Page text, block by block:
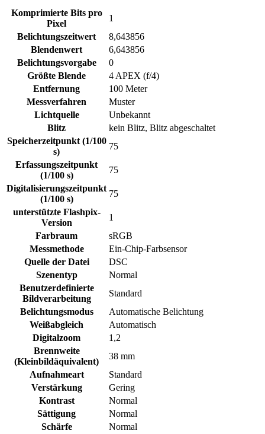
Komprimierte Bits pro
Pixel
1
Belichtungszeitwert
8,643856
Blendenwert
6,643856
Belichtungsvorgabe
0
Größte Blende
4 APEX (f/4)
Entfernung
100 Meter
Messverfahren
Muster
Lichtquelle
Unbekannt
Blitz
kein Blitz, Blitz abgeschaltet
Speicherzeitpunkt (1/100
s)
75
Erfassungszeitpunkt
(1/100 s)
75
Digitalisierungszeitpunkt
(1/100 s)
75
unterstützte Flashpix-
Version
1
Farbraum
sRGB
Messmethode
Ein-Chip-Farbsensor
Quelle der Datei
DSC
Szenentyp
Normal
Benutzerdefinierte
Bildverarbeitung
Standard
Belichtungsmodus
Automatische Belichtung
Weißabgleich
Automatisch
Digitalzoom
1,2
Brennweite
(Kleinbildäquivalent)
38 mm
Aufnahmeart
Standard
Verstärkung
Gering
Kontrast
Normal
Sättigung
Normal
Schärfe
Normal